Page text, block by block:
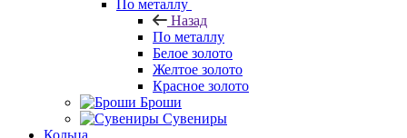
По металлу
Назад
По металлу
Белое золото
Желтое золото
Красное золото
Броши
Сувениры
Кольца